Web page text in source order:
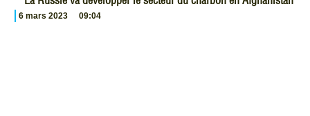
6 mars 2023 09:04